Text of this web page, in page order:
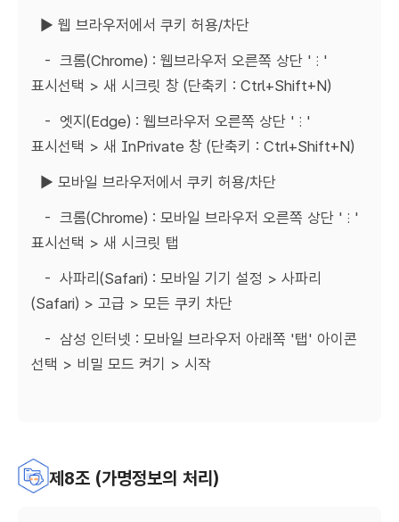
▶ 웹 브라우저에서 쿠키 허용/차단
- 크롬(Chrome) : 웹브라우저 오른쪽 상단 ' ⁝ '
표시선택 > 새 시크릿 창 (단축키 : Ctrl+Shift+N)
- 엣지(Edge) : 웹브라우저 오른쪽 상단 ' ⁝ '
표시선택 > 새 InPrivate 창 (단축키 : Ctrl+Shift+N)
▶ 모바일 브라우저에서 쿠키 허용/차단
- 크롬(Chrome) : 모바일 브라우저 오른쪽 상단 ' ⁝ '
표시선택 > 새 시크릿 탭
- 사파리(Safari) : 모바일 기기 설정 > 사파리
(Safari) > 고급 > 모든 쿠키 차단
- 삼성 인터넷 : 모바일 브라우저 아래쪽 '탭' 아이콘
선택 > 비밀 모드 켜기 > 시작
제8조 (가명정보의 처리)